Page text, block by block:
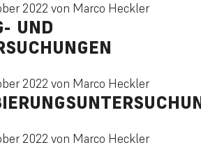
2022von Marco Heckler
UND
2022von Marco Heckler
2022von Marco Heckler